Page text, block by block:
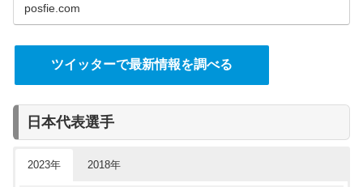
posfie.com
ツイッターで最新情報を調べる
日本代表選手
2023年 2018年